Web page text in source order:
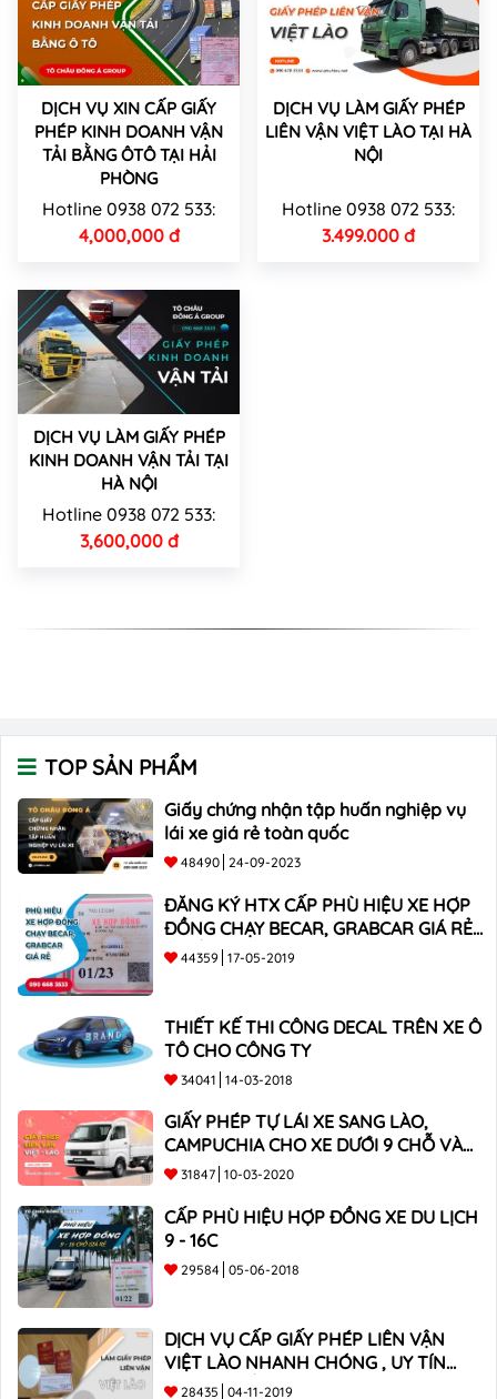
DỊCH VỤ XIN CẤP GIẤY
PHÉP KINH DOANH VẬN
TẢI BẰNG ÔTÔ TẠI HẢI
PHÒNG
Hotline 0938 072 533:
4,000,000 đ
DỊCH VỤ LÀM GIẤY PHÉP
LIÊN VẬN VIỆT LÀO TẠI HÀ
NỘI
Hotline 0938 072 533:
3.499.000 đ
DỊCH VỤ LÀM GIẤY PHÉP
KINH DOANH VẬN TẢI TẠI
HÀ NỘI
Hotline 0938 072 533:
3,600,000 đ
TOP SẢN PHẨM
Giấy chứng nhận tập huấn nghiệp vụ
lái xe giá rẻ toàn quốc
48490 24-09-2023
ĐĂNG KÝ HTX CẤP PHÙ HIỆU XE HỢP
ĐỒNG CHẠY BECAR, GRABCAR GIÁ RẺ
NHẤT
44359 17-05-2019
THIẾT KẾ THI CÔNG DECAL TRÊN XE Ô
TÔ CHO CÔNG TY
34041 14-03-2018
GIẤY PHÉP TỰ LÁI XE SANG LÀO,
CAMPUCHIA CHO XE DƯỚI 9 CHỖ VÀ
XE BÁN TẢI
31847 10-03-2020
CẤP PHÙ HIỆU HỢP ĐỒNG XE DU LỊCH
9 - 16C
29584 05-06-2018
DỊCH VỤ CẤP GIẤY PHÉP LIÊN VẬN
VIỆT LÀO NHANH CHÓNG , UY TÍN
TOÀN QUỐC
28435 04-11-2019